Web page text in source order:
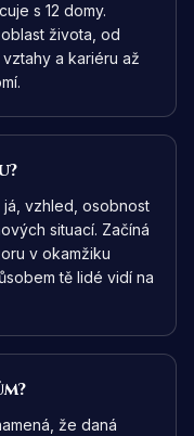
s 12 domy.
života, od
a kariéru až
vzhled, osobnost
situací. Začíná
v okamžiku
tě lidé vidí na
že daná